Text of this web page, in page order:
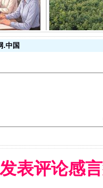
.中国
表评论感